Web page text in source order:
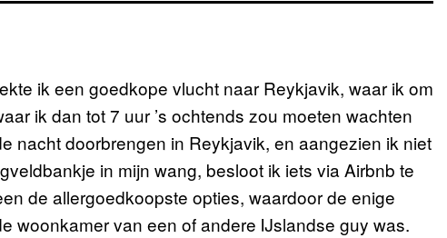
ik een goedkope vlucht naar Reykjavik, waar ik om
ik dan tot 7 uur ’s ochtends zou moeten wachten
nacht doorbrengen in Reykjavik, en aangezien ik niet
in mijn wang, besloot ik iets via Airbnb te
de allergoedkoopste opties, waardoor de enige
woonkamer van een of andere IJslandse guy was.